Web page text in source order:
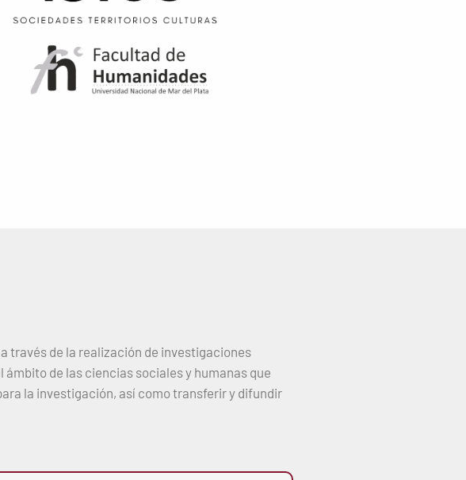
través de la realización de investigaciones
de las ciencias sociales y humanas que
la investigación, así como transferir y difundir